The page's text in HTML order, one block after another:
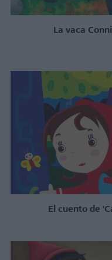
La vaca
El cuento de